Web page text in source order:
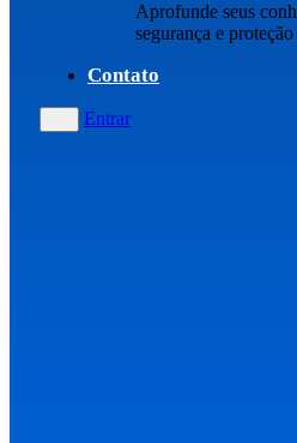
Aprofunde seus
segurança e
Contato
Entrar